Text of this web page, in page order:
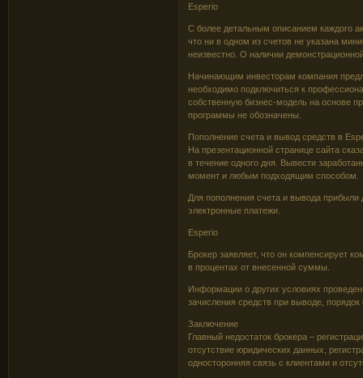
Esperio
С более детальным описанием каждого
что ни в одном из счетов не указана
неизвестно. О наличии
Начинающим инвесторам компания
необходимо подключиться к
собственную бизнес-модель на основе
программы не обозначены.
Пополнение счета и вывод средств в
На презентационной странице сайта
в течение одного дня. Вывести
момент и любым подходящим способом.
Для пополнения счета и вывода прибыли
электронные платежи.
Esperio
Брокер заявляет, что он компенсирует
в процентах от внесенной суммы.
Информации о других условиях
зачисления средств при выводе, порядок
Заключение
Главный недостаток брокера –
отсутствие юридических данных,
односторонняя связь с клиентами и